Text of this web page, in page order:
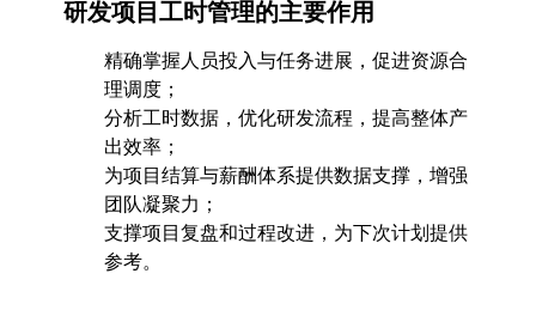
研发项目工时管理的主要作用
精确掌握人员投入与任务进展，促进资源合
理调度；
分析工时数据，优化研发流程，提高整体产
出效率；
为项目结算与薪酬体系提供数据支撑，增强
团队凝聚力；
支撑项目复盘和过程改进，为下次计划提供
参考。